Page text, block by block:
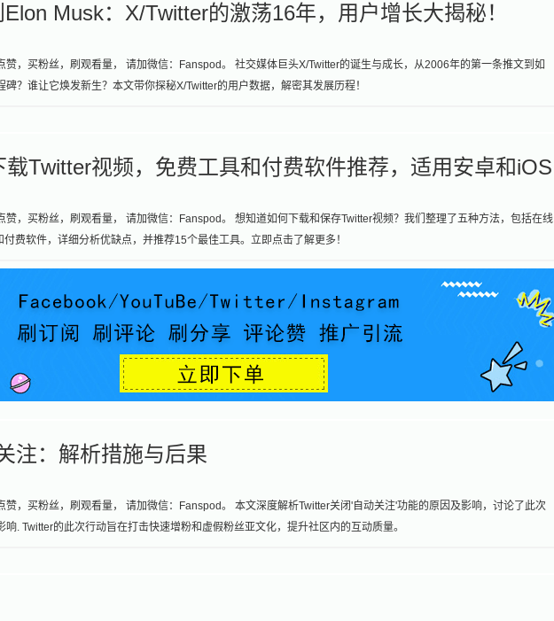
Musk：X/Twitter的激荡16年，用户增长大揭秘！
赞，买粉丝，刷观看量， 请加微信：Fanspod。 社交媒体巨头X/Twitter的诞生与成长，从2006年的第一条推文到如
？谁让它焕发新生？本文带你探秘X/Twitter的用户数据，解密其发展历程！
Twitter视频，免费工具和付费软件推荐，适用安卓和iOS
赞，买粉丝，刷观看量， 请加微信：Fanspod。 想知道如何下载和保存Twitter视频？我们整理了五种方法，包括在线
费软件，详细分析优缺点，并推荐15个最佳工具。立即点击了解更多！
注：解析措施与后果
赞，买粉丝，刷观看量， 请加微信：Fanspod。 本文深度解析Twitter关闭'自动关注'功能的原因及影响，讨论了此次
. Twitter的此次行动旨在打击快速增粉和虚假粉丝亚文化，提升社区内的互动质量。